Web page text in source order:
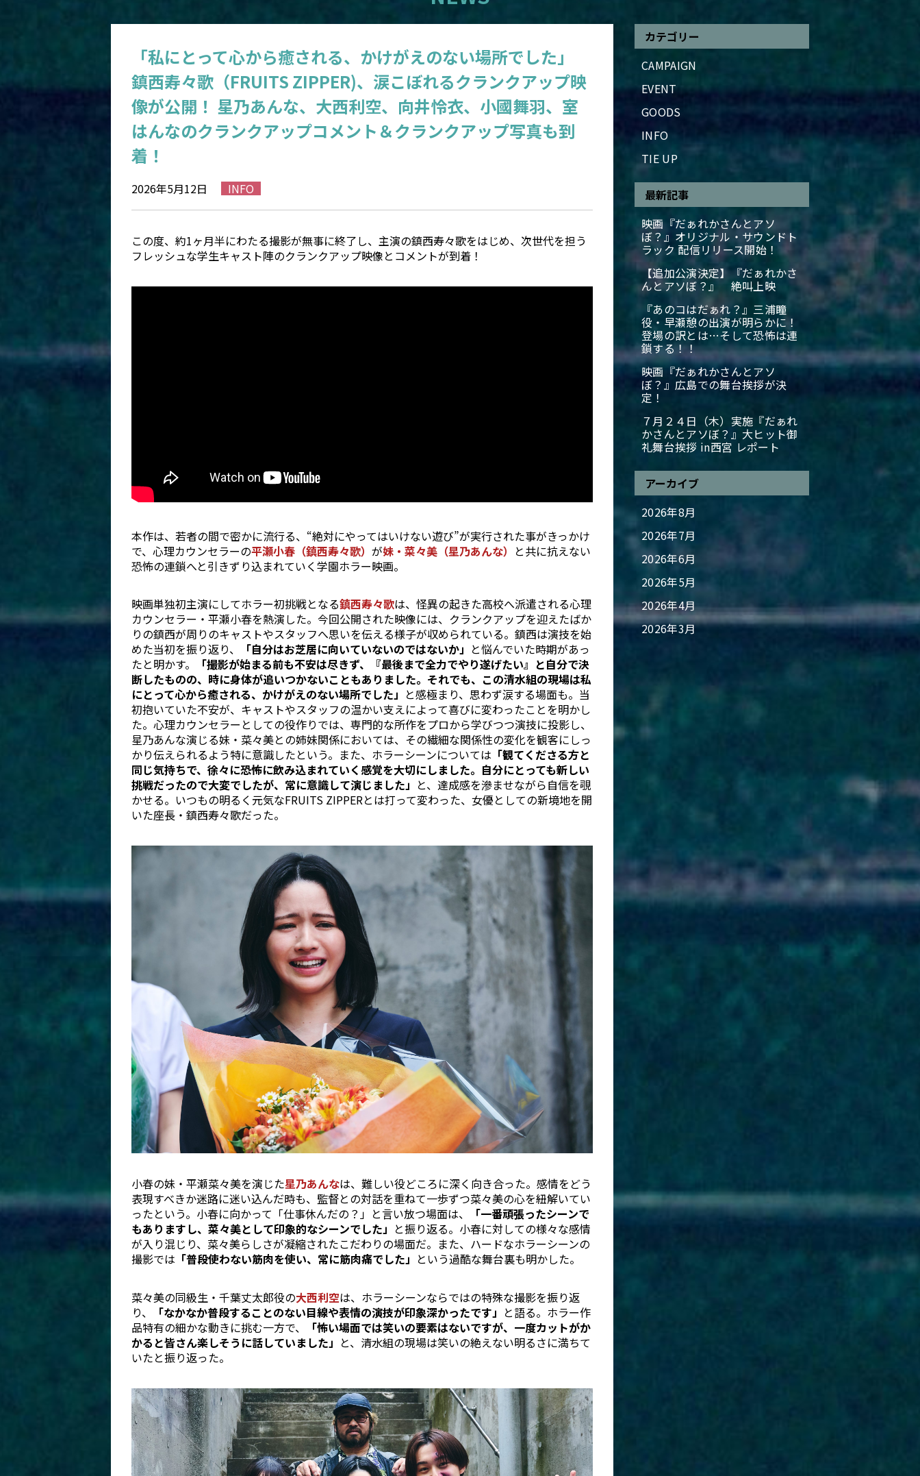
「私にとって心から癒される、かけがえのない場所でした」
鎮西寿々歌（FRUITS ZIPPER)、涙こぼれるクランクアップ映
像が公開！ 星乃あんな、大西利空、向井怜衣、小國舞羽、室
はんなのクランクアップコメント＆クランクアップ写真も到
着！
2026年5月12日 INFO
この度、約1ヶ月半にわたる撮影が無事に終了し、主演の鎮西寿々歌をはじめ、次世代を担う
フレッシュな学生キャスト陣のクランクアップ映像とコメントが到着！
本作は、若者の間で密かに流行る、“絶対にやってはいけない遊び”が実行された事がきっかけ
で、心理カウンセラーの平瀬小春（鎮西寿々歌） が妹・菜々美（星乃あんな） と共に抗えない
恐怖の連鎖へと引きずり込まれていく学園ホラー映画。
映画単独初主演にしてホラー初挑戦となる鎮西寿々歌は、怪異の起きた高校へ派遣される心理
カウンセラー・平瀬小春を熱演した。今回公開された映像には、クランクアップを迎えたばか
りの鎮西が周りのキャストやスタッフへ思いを伝える様子が収められている。鎮西は演技を始
めた当初を振り返り、
「自分はお芝居に向いていないのではないか」 と悩んでいた時期があっ
たと明かす。
「撮影が始まる前も不安は尽きず、『最後まで全力でやり遂げたい』と自分で決
断したものの、時に身体が追いつかないこともありました。それでも、この清水組の現場は私
にとって心から癒される、かけがえのない場所でした」 と感極まり、思わず涙する場面も。当
初抱いていた不安が、キャストやスタッフの温かい支えによって喜びに変わったことを明かし
た。心理カウンセラーとしての役作りでは、専門的な所作をプロから学びつつ演技に投影し、
星乃あんな演じる妹・菜々美との姉妹関係においては、その繊細な関係性の変化を観客にしっ
かり伝えられるよう特に意識したという。また、ホラーシーンについては 「観てくださる方と
同じ気持ちで、徐々に恐怖に飲み込まれていく感覚を大切にしました。自分にとっても新しい
挑戦だったので大変でしたが、常に意識して演じました」 と、達成感を滲ませながら自信を覗
かせる。いつもの明るく元気なFRUITS ZIPPERとは打って変わった、女優としての新境地を開
いた座長・鎮西寿々歌だった。
小春の妹・平瀬菜々美を演じた星乃あんなは、難しい役どころに深く向き合った。感情をどう
表現すべきか迷路に迷い込んだ時も、監督との対話を重ねて一歩ずつ菜々美の心を紐解いてい
ったという。小春に向かって「仕事休んだの？」と言い放つ場面は、
「一番頑張ったシーンで
もありますし、菜々美として印象的なシーンでした」 と振り返る。小春に対しての様々な感情
が入り混じり、菜々美らしさが凝縮されたこだわりの場面だ。また、ハードなホラーシーンの
撮影では 「普段使わない筋肉を使い、常に筋肉痛でした」 という過酷な舞台裏も明かした。
菜々美の同級生・千葉丈太郎役の大西利空は、ホラーシーンならではの特殊な撮影を振り返
り、
「なかなか普段することのない目線や表情の演技が印象深かったです」 と語る。ホラー作
品特有の細かな動きに挑む一方で、
「怖い場面では笑いの要素はないですが、一度カットがか
かると皆さん楽しそうに話していました」 と、清水組の現場は笑いの絶えない明るさに満ちて
いたと振り返った。
カテゴリー
CAMPAIGN
EVENT
GOODS
INFO
TIE UP
最新記事
映画『だぁれかさんとアソ
ぼ？』オリジナル・サウンドト
ラック 配信リリース開始！
【追加公演決定】『だぁれかさ
んとアソぼ？』 絶叫上映
『あのコはだぁれ？』三浦瞳
役・早瀬憩の出演が明らかに！
登場の訳とは…そして恐怖は連
鎖する！！
映画『だぁれかさんとアソ
ぼ？』広島での舞台挨拶が決
定！
７月２４日（木）実施『だぁれ
かさんとアソぼ？』大ヒット御
礼舞台挨拶 in西宮 レポート
アーカイブ
2026年8月
2026年7月
2026年6月
2026年5月
2026年4月
2026年3月